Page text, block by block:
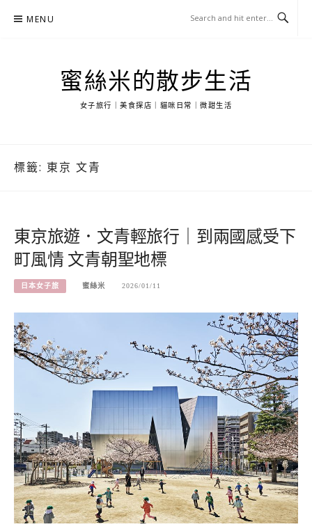
MENU
蜜絲米的散步生活
女子旅行｜美食探店｜貓咪日常｜微甜生活
標籤: 東京 文青
東京旅遊．文青輕旅行｜到兩國感受下
町風情 文青朝聖地標
日本女子旅 蜜絲米 2026/01/11